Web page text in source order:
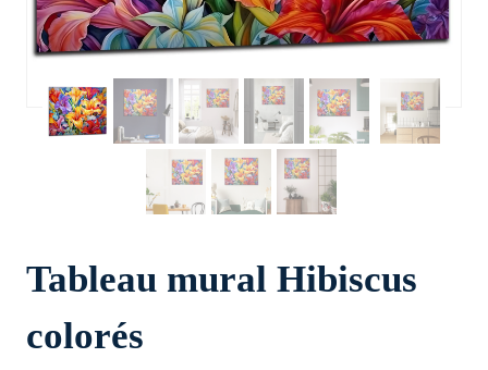
Tableau mural Hibiscus
colorés